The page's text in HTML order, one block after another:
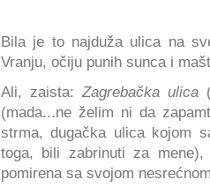
Bila je to najduža ulica na
Vranju, očiju punih sunca i
Ali, zaista:Zagrebačka ulica
(mada...ne želim ni da
strma, dugačka ulica kojom
toga, bili zabrinuti za
pomirena sa svojom